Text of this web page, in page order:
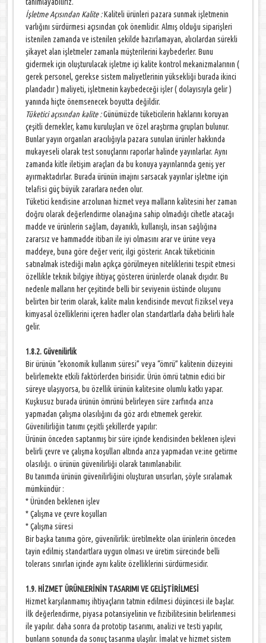
İşletme Açısından Kalite :Kaliteli ürünleri pazara sunmak işletmenin
varlığını sürdürmesi açısından çok önemlidir. Almış olduğu siparişleri
istenilen zamanda ve istenilen şekilde hazırlamayan, alıcılardan sürekli
şikayet alan işletmeler zamanla müşterilerini kaybederler. Bunu
gidermek için oluşturulacak işletme içi kalite kontrol mekanizmalarının (
gerek personel, gerekse sistem maliyetlerinin yüksekliği burada ikinci
plandadır ) maliyeti, işletmenin kaybedeceği işler ( dolayısıyla gelir )
yanında hiçte önemsenecek boyutta değildir.
Tüketici açısından kalite :Günümüzde tüketicilerin haklarını koruyan
çeşitli dernekler, kamu kuruluşları ve özel araştırma grupları bulunur.
Bunlar yayın organları aracılığıyla pazara sunulan ürünler hakkında
mukayeseli olarak test sonuçlarını raporlar halinde yayınlarlar. Aynı
zamanda kitle iletişim araçları da bu konuya yayınlarında geniş yer
ayırmaktadırlar. Burada ürünün imajını sarsacak yayınlar işletme için
telafisi güç büyük zararlara neden olur.
Tüketici kendisine arzolunan hizmet veya malların kalitesini her zaman
doğru olarak değerlendirme olanağına sahip olmadığı cihetle atacağı
madde ve ürünlerin sağlam, dayanıklı, kullanışlı, insan sağlığına
zararsız ve hammadde itibarı ile iyi olmasını arar ve ürüne veya
maddeye, buna göre değer verir, ilgi gösterir. Ancak tüketicinin
satınalmak istediği malın açıkça görülmeyen niteliklerini tespit etmesi
özellikle teknik bilgiye ihtiyaç gösteren ürünlerde olanak dışıdır. Bu
nedenle malların her çeşitinde belli bir seviyenin üstünde oluşunu
belirten bir terim olarak, kalite malın kendisinde mevcut fiziksel veya
kimyasal özelliklerini içeren hadler olan standartlarla daha belirli hale
gelir.
1.8.2. Güvenilirlik
Bir ürünün “ekonomik kullanım süresi” veya “ömrü” kalitenin düzeyini
belirlemekte etkili faktörlerden birisidir. Ürün ömrü tatmin edici bir
süreye ulaşıyorsa, bu özellik ürünün kalitesine olumlu katkı yapar.
Kuşkusuz burada ürünün ömrünü belirleyen süre zarfında arıza
yapmadan çalışma olasılığını da göz ardı etmemek gerekir.
Güvenilirliğin tanımı çeşitli şekillerde yapılır:
Ürünün önceden saptanmış bir süre içinde kendisinden beklenen işlevi
belirli çevre ve çalışma koşulları altında arıza yapmadan ve:ine getirme
olasılığı. o ürünün güvenilirliği olarak tanımlanabilir.
Bu tanımda ürünün güvenilirliğini oluşturan unsurları, şöyle sıralamak
mümkündür :
* Üründen beklenen işlev
* Çalışma ve çevre koşulları
* Çalışma süresi
Bir başka tanıma göre, güvenilirlik: üretilmekte olan ürünlerin önceden
tayin edilmiş standartlara uygun olması ve üretim sürecinde belli
tolerans sınırlan içinde aynı kalite özelliklerini sürdürmesidir.
1.9. HİZMET ÜRÜNLERİNİN TASARIMI VE GELİŞTİRİLMESİ
Hizmet karşılanmamış ihtiyaçların tatmin edilmesi düşüncesi ile başlar.
İlk değerlendirme, piyasa potansiyelinin ve fızibilitesinin belirlenmesi
ile yapılır. daha sonra da prototip tasarımı, analizi ve testi yapılır,
bunların sonunda da sonuç tasarıma ulaşılır. İmalat ve hizmet sistem